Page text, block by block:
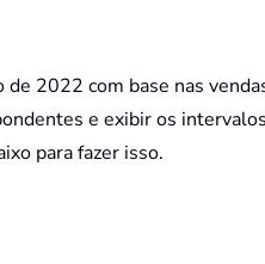
de 2022 com base nas
e exibir os
para fazer isso.